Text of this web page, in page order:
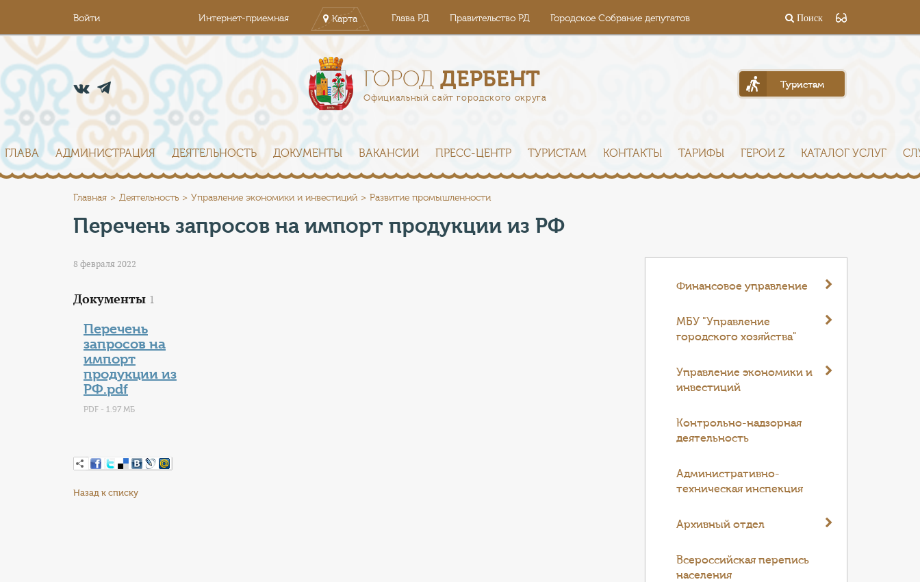
Войти Интернет-приемная Карта Глава РД Правительство РД Городское Собрание депутатов Поиск
ГОРОДДЕРБЕНТ
Официальный сайт городского округа
Туристам
ГЛАВА АДМИНИСТРАЦИЯ ДЕЯТЕЛЬНОСТЬ ДОКУМЕНТЫ ВАКАНСИИ ПРЕСС-ЦЕНТР ТУРИСТАМ КОНТАКТЫ ТАРИФЫ ГЕРОИ Z КАТАЛОГ УСЛУГ
Главная Деятельность Управление экономики и инвестиций Развитие промышленности
Перечень запросов на импорт продукции из РФ
8 февраля 2022
Документы 1
Перечень
запросов на
импорт
продукции из
РФ.pdf
PDF - 1.97 МБ
Назад к списку
Финансовое управление
МБУ "Управление
городского хозяйства"
Управление экономики и
инвестиций
Контрольно-надзорная
деятельность
Административно-
техническая инспекция
Архивный отдел
Всероссийская перепись
населения